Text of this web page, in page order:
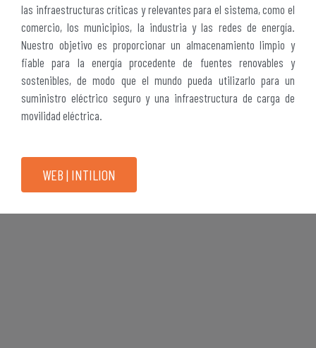
las infraestructuras críticas y relevantes para el sistema, como el
comercio, los municipios, la industria y las redes de energía.
Nuestro objetivo es proporcionar un almacenamiento limpio y
fiable para la energía procedente de fuentes renovables y
sostenibles, de modo que el mundo pueda utilizarlo para un
suministro eléctrico seguro y una infraestructura de carga de
movilidad eléctrica.
WEB | INTILION